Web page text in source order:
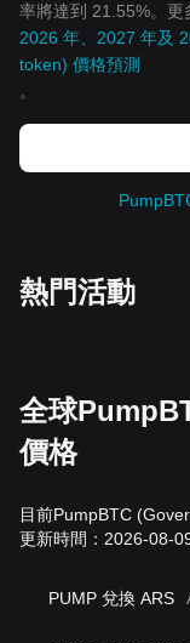
率將達到 21.55%。更
2026 年、2027 年及
token) 價格預測
。
熱門活動
全球
價格
目前PumpBTC
更新時間：2026-08-
PUMP 兌換 ARS